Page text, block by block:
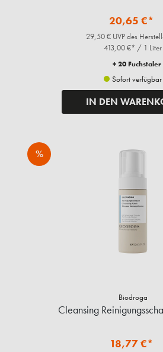
20,65 €*
29,50 € UVP des
413,00 €* / 1 Liter
+ 20 Fuchstaler
Sofort verfügbar
IN DEN
%
Biodroga
Cleansing
18,77 €*